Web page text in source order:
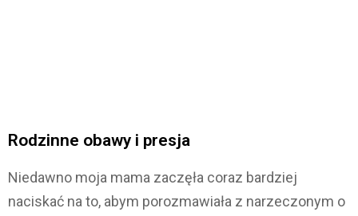
Rodzinne obawy i presja
Niedawno moja mama zaczęła coraz bardziej
naciskać na to, abym porozmawiała z narzeczonym o